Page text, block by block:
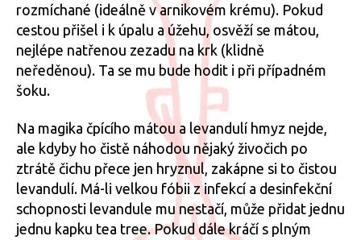
rozmíchané (ideálně v arnikovém krému). Pokud
cestou přišel i k úpalu a úžehu, osvěží se mátou,
nejlépe natřenou zezadu na krk (klidně
neředěnou). Ta se mu bude hodit i při případném
šoku.
Na magika čpícího mátou a levandulí hmyz nejde,
ale kdyby ho čistě náhodou nějaký živočich po
ztrátě čichu přece jen hryznul, zakápne si to čistou
levandulí. Má-li velkou fóbii z infekcí a desinfekční
schopnosti levandule mu nestačí, může přidat jednu
jednu kapku tea tree. Pokud dále kráčí s plným